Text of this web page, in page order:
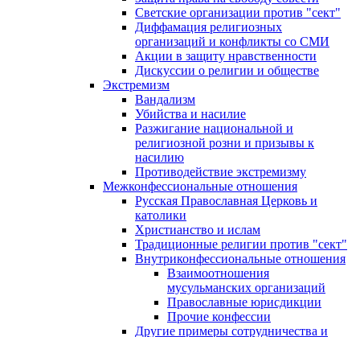
Светские организации против "сект"
Диффамация религиозных
организаций и конфликты со СМИ
Акции в защиту нравственности
Дискуссии о религии и обществе
Экстремизм
Вандализм
Убийства и насилие
Разжигание национальной и
религиозной розни и призывы к
насилию
Противодействие экстремизму
Межконфессиональные отношения
Русская Православная Церковь и
католики
Христианство и ислам
Традиционные религии против "сект"
Внутриконфессиональные отношения
Взаимоотношения
мусульманских организаций
Православные юрисдикции
Прочие конфессии
Другие примеры сотрудничества и